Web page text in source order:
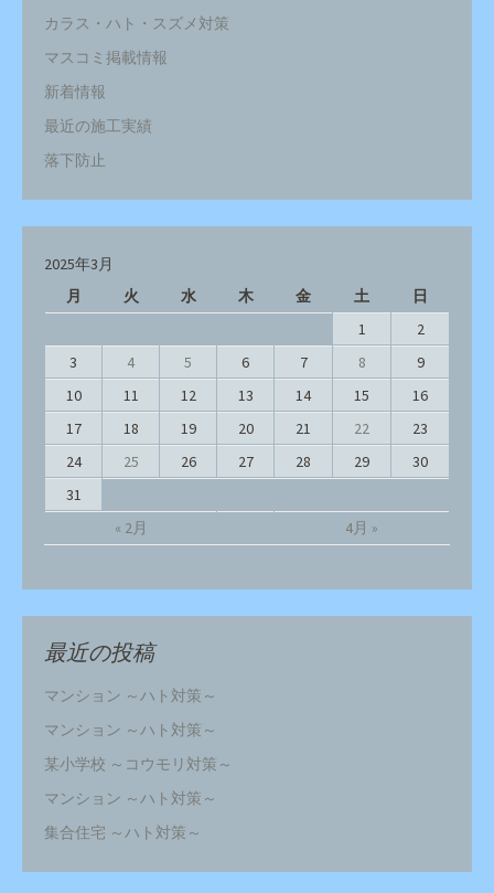
カラス・ハト・スズメ対策
マスコミ掲載情報
新着情報
最近の施工実績
落下防止
2025年3月
月
火 水 木 金 土 日
« 2月 4月 »
1
2
3
4 5 6 7 8
9
10
11 12 13 14 15
16
17
18 19 20 21 22
23
24
25 26 27 28 29
30
31
最近の投稿
マンション ～ハト対策～
マンション ～ハト対策～
某小学校 ～コウモリ対策～
マンション ～ハト対策～
集合住宅 ～ハト対策～